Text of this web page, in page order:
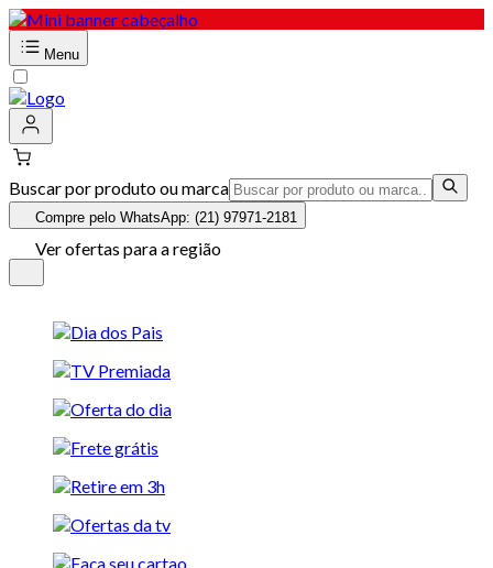
Menu
Buscar por produto ou marca
Compre pelo WhatsApp: (21) 97971-2181
Ver ofertas para a região